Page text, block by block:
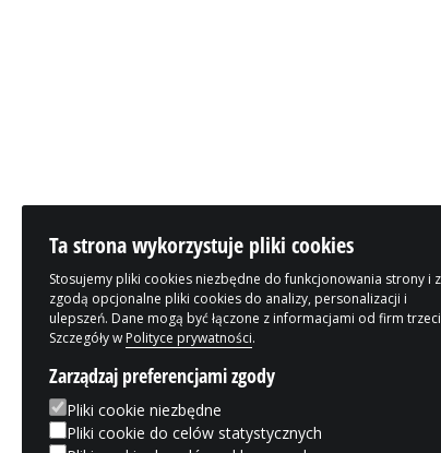
Ta strona wykorzystuje pliki cookies
Stosujemy pliki cookies niezbędne do funkcjonowania strony i
zgodą opcjonalne pliki cookies do analizy, personalizacji i
ulepszeń. Dane mogą być łączone z informacjami od firm
Szczegóły w Polityce prywatności.
Zarządzaj preferencjami zgody
Pliki cookie niezbędne
Pliki cookie do celów statystycznych